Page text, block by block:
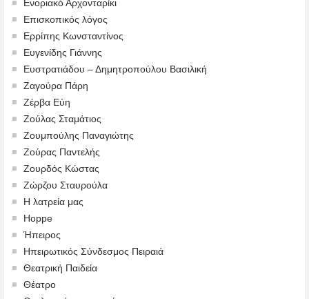
Ενοριακό Αρχονταρίκι
Επισκοπικός λόγος
Ερρίπης Κωνσταντίνος
Ευγενίδης Γιάννης
Ευστρατιάδου – Δημητροπούλου Βασιλική
Ζαγούρα Πάρη
Ζέρβα Εύη
Ζούλας Σταμάτιος
Ζουμπούλης Παναγιώτης
Ζούρας Παντελής
Ζουρδός Κώστας
Ζώρζου Σταυρούλα
Η λατρεία μας
Hoppe
Ήπειρος
Ηπειρωτικός Σύνδεσμος Πειραιά
Θεατρική Παιδεία
Θέατρο